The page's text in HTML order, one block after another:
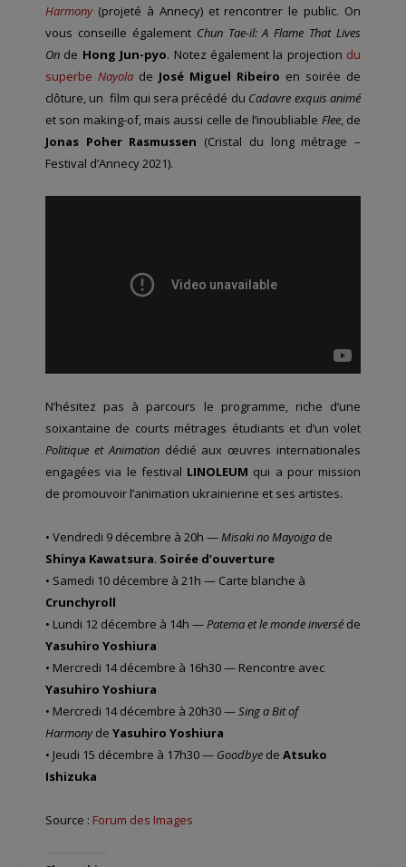
Harmony (projeté à Annecy) et rencontrer le public. On
vous conseille également Chun Tae-il: A Flame That Lives
On de Hong Jun-pyo. Notez également la projection du
superbe Nayola de José Miguel Ribeiro en soirée de
clôture, un film qui sera précédé du Cadavre exquis animé
et son making-of, mais aussi celle de l’inoubliable Flee, de
Jonas Poher Rasmussen (Cristal du long métrage –
Festival d’Annecy 2021).
N’hésitez pas à parcours le programme, riche d’une
soixantaine de courts métrages étudiants et d’un volet
Politique et Animationdédié aux œuvres internationales
engagées via le festival LINOLEUM qui a pour mission
de promouvoir l’animation ukrainienne et ses artistes.
• Vendredi 9 décembre à 20h —Misaki no Mayoiga de
Shinya Kawatsura. Soirée d’ouverture
• Samedi 10 décembre à 21h — Carte blanche à
Crunchyroll
• Lundi 12 décembre à 14h —Patema et le monde inversé de
Yasuhiro Yoshiura
• Mercredi 14 décembre à 16h30 — Rencontre avec
Yasuhiro Yoshiura
• Mercredi 14 décembre à 20h30 —Sing a Bit of
Harmonyde Yasuhiro Yoshiura
• Jeudi 15 décembre à 17h30 — Goodbye de Atsuko
Ishizuka
Source : Forum des Images